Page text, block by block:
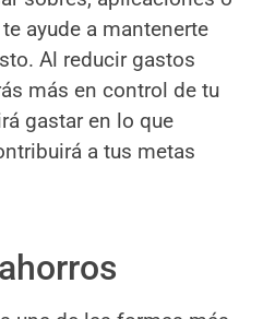
ayude a mantenerte
Al reducir gastos
más en control de tu
gastar en lo que
a tus metas